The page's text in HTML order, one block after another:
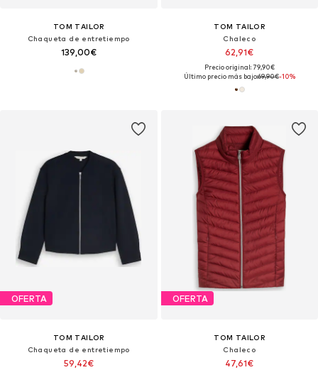
TOM TAILOR
Chaqueta de entretiempo
139,00€
TOM TAILOR
Chaleco
62,91€
Precio original: 79,90€
Último precio más bajo:69,90€-10%
OFERTA
TOM TAILOR
Chaqueta de entretiempo
59,42€
OFERTA
TOM TAILOR
Chaleco
47,61€